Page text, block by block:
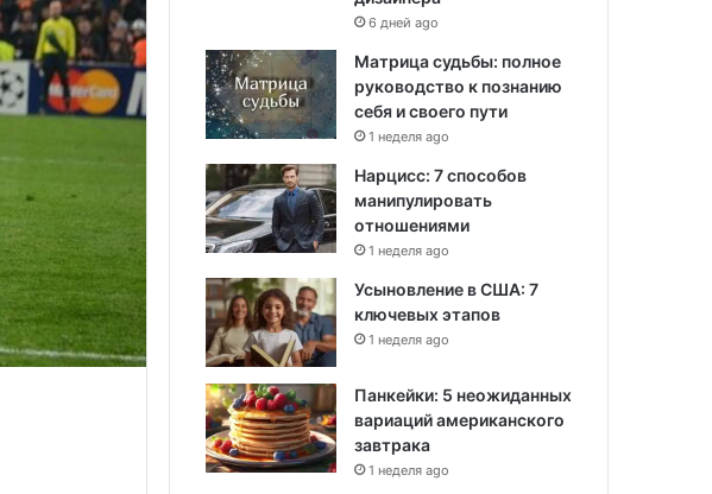
6 дней ago
Матрица судьбы: полное
руководство к познанию
себя и своего пути
1 неделя ago
Нарцисс: 7 способов
манипулировать
отношениями
1 неделя ago
Усыновление в США: 7
ключевых этапов
1 неделя ago
Панкейки: 5 неожиданных
вариаций американского
завтрака
1 неделя ago